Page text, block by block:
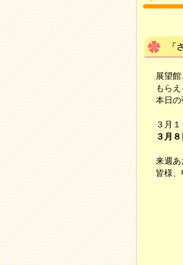
「
展望
もら
本日の
３月
３月
来週
皆様、